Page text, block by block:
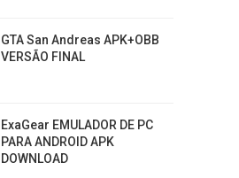
GTA San Andreas APK+OBB
VERSÃO FINAL
ExaGear EMULADOR DE PC
PARA ANDROID APK
DOWNLOAD